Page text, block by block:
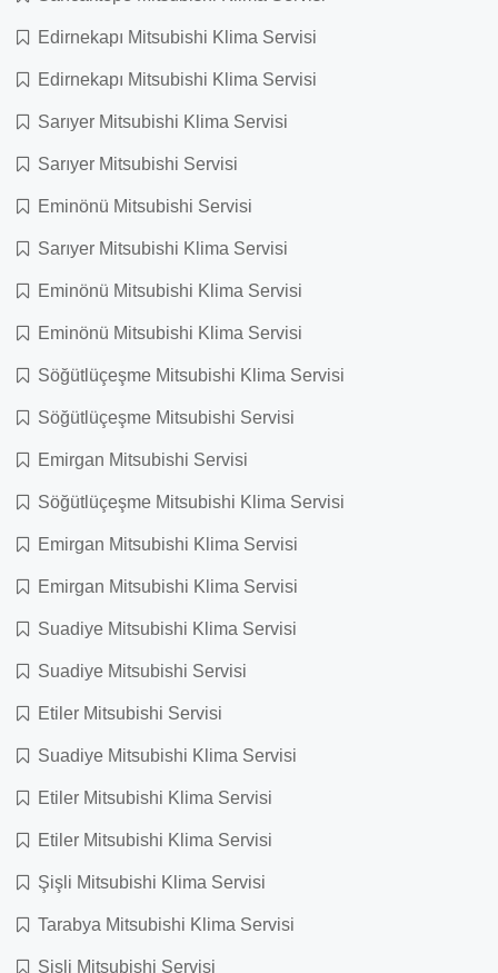
Edirnekapı Mitsubishi Klima Servisi
Edirnekapı Mitsubishi Klima Servisi
Sarıyer Mitsubishi Klima Servisi
Sarıyer Mitsubishi Servisi
Eminönü Mitsubishi Servisi
Sarıyer Mitsubishi Klima Servisi
Eminönü Mitsubishi Klima Servisi
Eminönü Mitsubishi Klima Servisi
Söğütlüçeşme Mitsubishi Klima Servisi
Söğütlüçeşme Mitsubishi Servisi
Emirgan Mitsubishi Servisi
Söğütlüçeşme Mitsubishi Klima Servisi
Emirgan Mitsubishi Klima Servisi
Emirgan Mitsubishi Klima Servisi
Suadiye Mitsubishi Klima Servisi
Suadiye Mitsubishi Servisi
Etiler Mitsubishi Servisi
Suadiye Mitsubishi Klima Servisi
Etiler Mitsubishi Klima Servisi
Etiler Mitsubishi Klima Servisi
Şişli Mitsubishi Klima Servisi
Tarabya Mitsubishi Klima Servisi
Şişli Mitsubishi Servisi